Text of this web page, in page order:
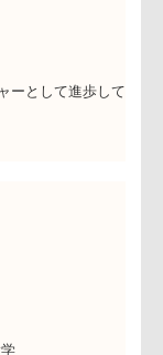
ズ→長与中学→長崎海